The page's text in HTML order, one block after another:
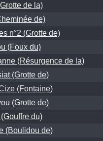
de la)
de)
n°2 (Grotte de)
(Foux du)
(Résurgence de la)
(Grotte de)
(Fontaine)
(Grotte de)
du)
(Boulidou de)